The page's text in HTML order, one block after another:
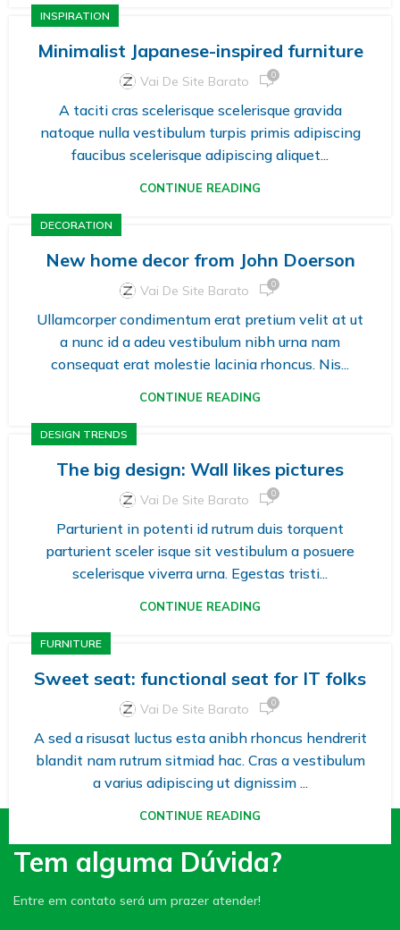
INSPIRATION
Minimalist Japanese-inspired furniture
Vai De Site Barato 0
A taciti cras scelerisque scelerisque gravida
natoque nulla vestibulum turpis primis adipiscing
faucibus scelerisque adipiscing aliquet...
CONTINUE READING
DECORATION
New home decor from John Doerson
Vai De Site Barato 0
Ullamcorper condimentum erat pretium velit at ut
a nunc id a adeu vestibulum nibh urna nam
consequat erat molestie lacinia rhoncus. Nis...
CONTINUE READING
DESIGN TRENDS
The big design: Wall likes pictures
Vai De Site Barato 0
Parturient in potenti id rutrum duis torquent
parturient sceler isque sit vestibulum a posuere
scelerisque viverra urna. Egestas tristi...
CONTINUE READING
FURNITURE
Sweet seat: functional seat for IT folks
Vai De Site Barato 0
A sed a risusat luctus esta anibh rhoncus hendrerit
blandit nam rutrum sitmiad hac. Cras a vestibulum
a varius adipiscing ut dignissim ...
CONTINUE READING
Tem alguma Dúvida?
Entre em contato será um prazer atender!